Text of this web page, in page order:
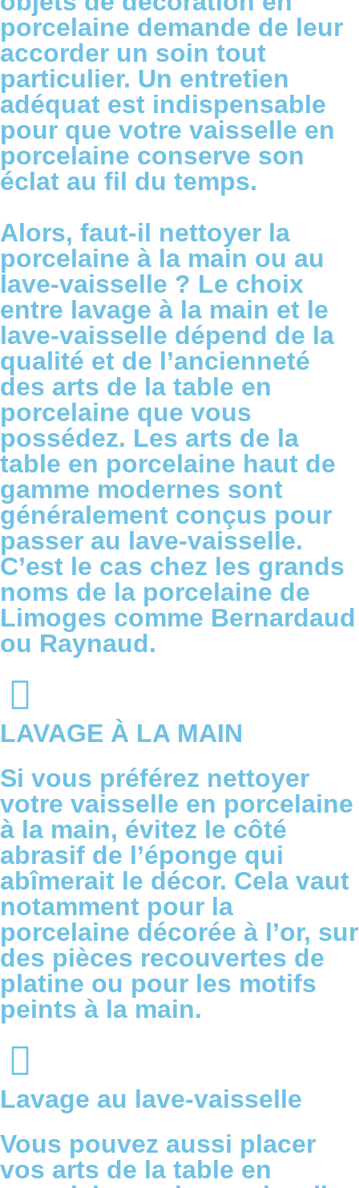
porcelaine demande de leur
accorder un soin tout
particulier. Un entretien
adéquat est indispensable
pour que votre vaisselle en
porcelaine conserve son
éclat au fil du temps.
Alors, faut-il nettoyer la
porcelaine à la main ou au
lave-vaisselle ? Le choix
entre lavage à la main et le
lave-vaisselle dépend de la
qualité et de l’ancienneté
des arts de la table en
porcelaine que vous
possédez. Les arts de la
table en porcelaine haut de
gamme modernes sont
généralement conçus pour
passer au lave-vaisselle.
C’est le cas chez les grands
noms de la porcelaine de
Limoges comme Bernardaud
ou Raynaud.
LAVAGE À LA MAIN
Si vous préférez nettoyer
votre vaisselle en porcelaine
à la main, évitez le côté
abrasif de l’éponge qui
abîmerait le décor. Cela vaut
notamment pour la
porcelaine décorée à l’or, sur
des pièces recouvertes de
platine ou pour les motifs
peints à la main.
Lavage au lave-vaisselle
Vous pouvez aussi placer
vos arts de la table en